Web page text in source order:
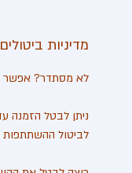
מדיניות ביטולים